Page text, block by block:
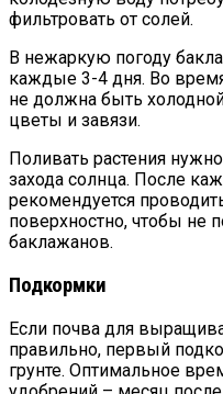
фильтровать от солей.
В нежаркую погоду
каждые 3-4 дня. Во
не должна быть
цветы и завязи.
Поливать растения
захода солнца. После
рекомендуется
поверхностно, чтобы не
баклажанов.
Подкормки
Если почва для
правильно, первый
грунте. Оптимальное